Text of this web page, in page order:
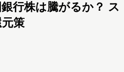
行株は騰がるか？ ス
策